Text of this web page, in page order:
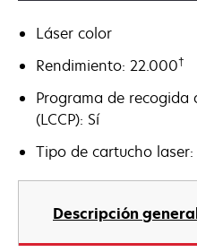
Láser color
Rendimiento: 22.000†
Programa de recogida
(LCCP): Sí
Tipo de cartucho
Descripción